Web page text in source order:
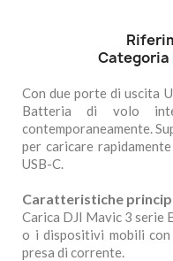
Categoria
Con due porte di uscita
Batteria di volo
contemporaneamente.
per caricare
USB-C.
Caratteristiche
Carica DJI Mavic 3 serie
o i dispositivi mobili con
presa di corrente.